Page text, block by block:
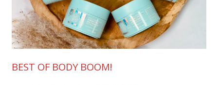
BEST OF BODY BOOM!